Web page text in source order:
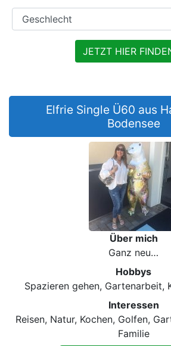
Geschlecht
Elfrie Single Ü60 aus
Bodensee
Über mich
Ganz neu…
Hobbys
Spazieren gehen, Gartenarbeit,
Interessen
Reisen, Natur, Kochen, Golfen,
Familie